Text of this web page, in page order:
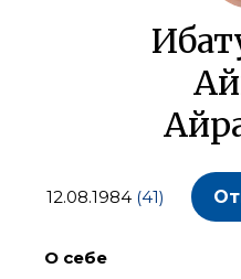
12.08.1984 (41)
О себе